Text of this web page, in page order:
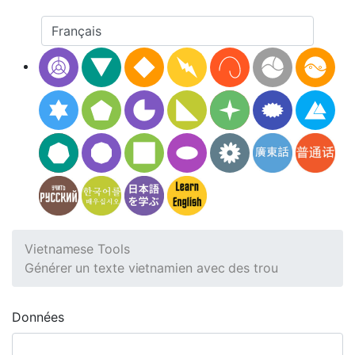
Vietnamese Tools
Générer un texte vietnamien avec des trou
Données